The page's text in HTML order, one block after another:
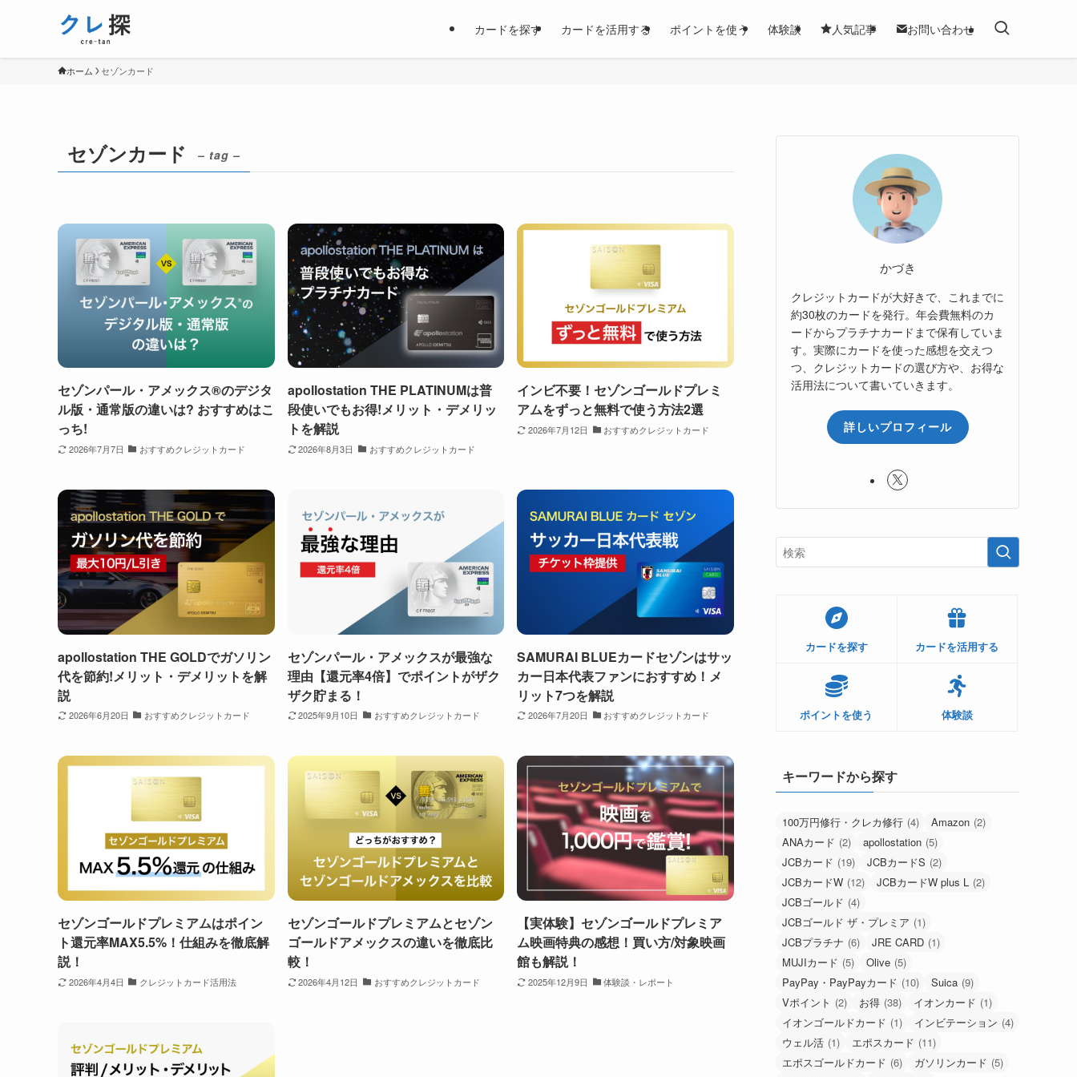
カードを探す カードを活用する ポイントを使う 体験談 人気記事 お問い合わせ
ホーム セゾンカード
セゾンカード – tag –
セゾンパール・アメックス®のデジタ
ル版・通常版の違いは? おすすめはこ
っち!
2026年7月7日 おすすめクレジットカード
apollostation THE PLATINUMは普
段使いでもお得!メリット・デメリッ
トを解説
2026年8月3日 おすすめクレジットカード
インビ不要！セゾンゴールドプレミ
アムをずっと無料で使う方法2選
2026年7月12日 おすすめクレジットカード
apollostation THE GOLDでガソリン
代を節約!メリット・デメリットを解
説
2026年6月20日 おすすめクレジットカード
セゾンパール・アメックスが最強な
理由【還元率4倍】でポイントがザク
ザク貯まる！
2025年9月10日 おすすめクレジットカード
SAMURAI BLUEカードセゾンはサッ
カー日本代表ファンにおすすめ！メ
リット7つを解説
2026年7月20日 おすすめクレジットカード
セゾンゴールドプレミアムはポイン
ト還元率MAX5.5%！仕組みを徹底解
説！
2026年4月4日 クレジットカード活用法
セゾンゴールドプレミアムとセゾン
ゴールドアメックスの違いを徹底比
較！
2026年4月12日 おすすめクレジットカード
【実体験】セゾンゴールドプレミア
ム映画特典の感想！買い方/対象映画
館も解説！
2025年12月9日 体験談・レポート
かづき
クレジットカードが大好きで、これまでに
約30枚のカードを発行。年会費無料のカ
ードからプラチナカードまで保有していま
す。実際にカードを使った感想を交えつ
つ、クレジットカードの選び方や、お得な
活用法について書いていきます。
詳しいプロフィール
カードを探す カードを活用する
ポイントを使う 体験談
キーワードから探す
100万円修行・クレカ修行 (4) Amazon (2)
ANAカード (2) apollostation (5)
JCBカード (19) JCBカードS (2)
JCBカードW (12) JCBカードW plus L (2)
JCBゴールド (4)
JCBゴールド ザ・プレミア (1)
JCBプラチナ (6) JRE CARD (1)
MUJIカード (5) Olive (5)
PayPay・PayPayカード (10) Suica (9)
Vポイント (2) お得 (38) イオンカード (1)
イオンゴールドカード (1) インビテーション (4)
ウェル活 (1) エポスカード (11)
エポスゴールドカード (6) ガソリンカード (5)